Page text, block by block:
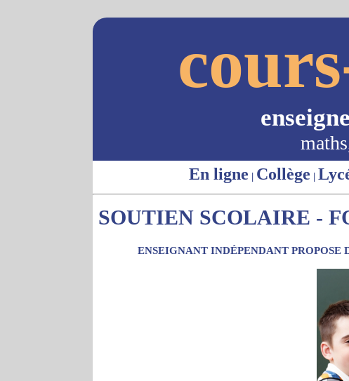
En ligne | Collège |
SOUTIEN SCOLAIRE -
ENSEIGNANT INDÉPENDANT PROPOSE